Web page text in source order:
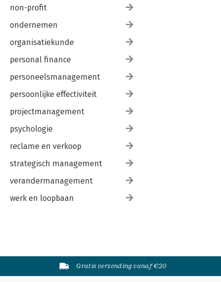
non-profit
ondernemen
organisatiekunde
personal finance
personeelsmanagement
persoonlijke effectiviteit
projectmanagement
psychologie
reclame en verkoop
strategisch management
verandermanagement
werk en loopbaan
Gratis verzending vanaf €20